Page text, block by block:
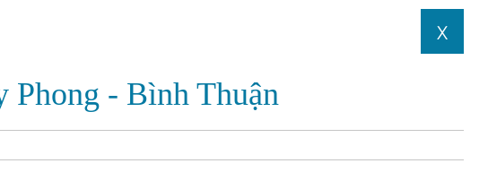
X
- Bình Thuận